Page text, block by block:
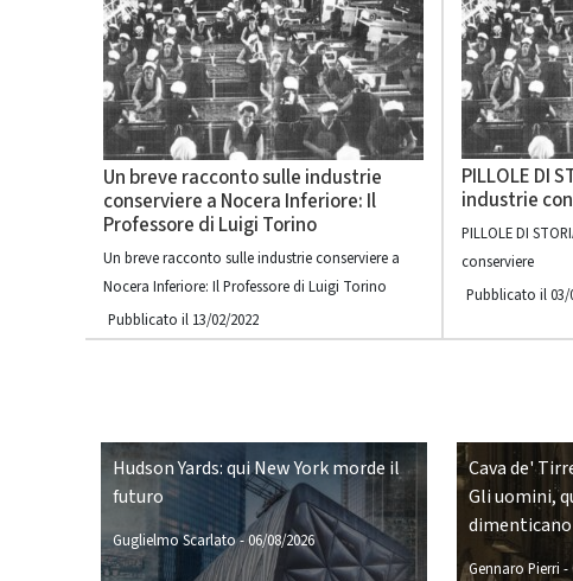
Un breve racconto sulle industrie
conserviere a Nocera Inferiore: Il
Professore di Luigi Torino
Un breve racconto sulle industrie conserviere a
Nocera Inferiore: Il Professore di Luigi Torino
Pubblicato il 13/02/2022
PILLOLE DI
industrie
PILLOLE DI
conserviere
Pubblicato il 03/
Hudson Yards: qui New York morde il
futuro
Guglielmo Scarlato-06/08/2026
Cava de'
Gli uomini,
dimenticano
Gennaro Pierri -